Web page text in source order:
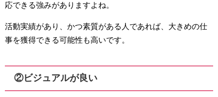
応できる強みがありますよね。
活動実績があり、かつ素質がある人であれば、大きめの仕
事を獲得できる可能性も高いです。
②ビジュアルが良い